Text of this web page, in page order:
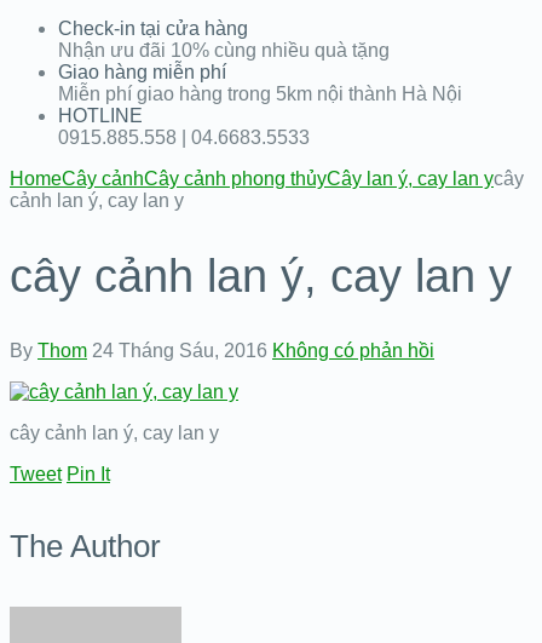
Check-in tại cửa hàng
Nhận ưu đãi 10% cùng nhiều quà tặng
Giao hàng miễn phí
Miễn phí giao hàng trong 5km nội thành Hà Nội
HOTLINE
0915.885.558 | 04.6683.5533
HomeCây cảnhCây cảnh phong thủyCây lan ý, cay lan ycây
cảnh lan ý, cay lan y
cây cảnh lan ý, cay lan y
By Thom 24 Tháng Sáu, 2016 Không có phản hồi
cây cảnh lan ý, cay lan y
Tweet Pin It
The Author